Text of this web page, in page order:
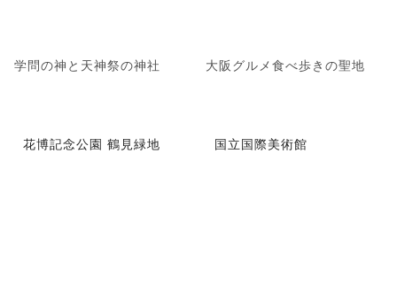
学問の神と天神祭の神社 大阪グルメ食べ歩きの聖地
花博記念公園 鶴見緑地 国立国際美術館